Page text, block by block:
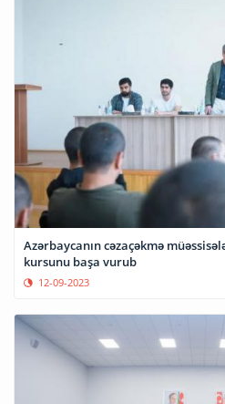
Azərbaycanın cəzaçəkmə
kursunu başa vurub
12-09-2023